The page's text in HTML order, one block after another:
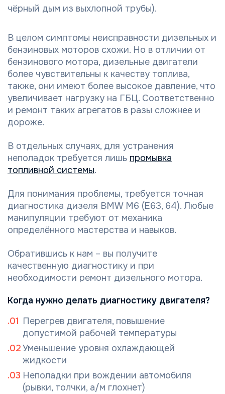
чёрный дым из выхлопной трубы).
В целом симптомы неисправности дизельных и
бензиновых моторов схожи. Но в отличии от
бензинового мотора, дизельные двигатели
более чувствительны к качеству топлива,
также, они имеют более высокое давление, что
увеличивает нагрузку на ГБЦ. Соответственно
и ремонт таких агрегатов в разы сложнее и
дороже.
В отдельных случаях, для устранения
неполадок требуется лишь промывка
топливной системы.
Для понимания проблемы, требуется точная
диагностика дизеля BMW M6 (E63, 64). Любые
манипуляции требуют от механика
определённого мастерства и навыков.
Обратившись к нам – вы получите
качественную диагностику и при
необходимости ремонт дизельного мотора.
Когда нужно делать диагностику двигателя?
Перегрев двигателя, повышение
допустимой рабочей температуры
Уменьшение уровня охлаждающей
жидкости
Неполадки при вождении автомобиля
(рывки, толчки, а/м глохнет)